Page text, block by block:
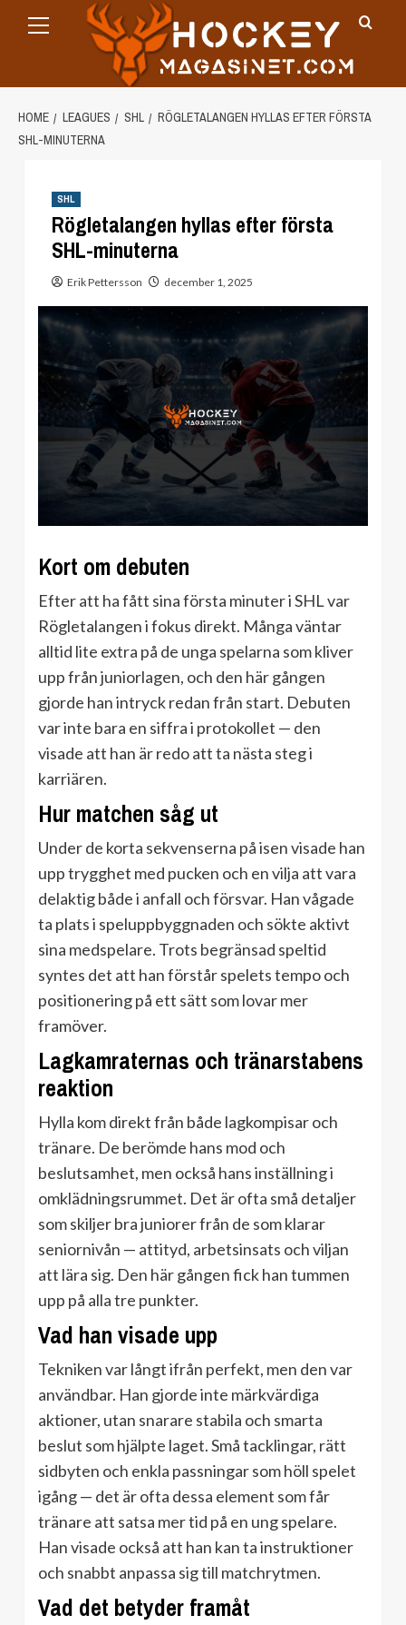
Menu
HOME LEAGUES SHL
RÖGLETALANGEN HYLLAS EFTER FÖRSTA
SHL-MINUTERNA
SHL
Rögletalangen hyllas efter första
SHL-minuterna
Erik Pettersson december 1, 2025
Kort om debuten
Efter att ha fått sina första minuter i SHL var
Rögletalangen i fokus direkt. Många väntar
alltid lite extra på de unga spelarna som kliver
upp från juniorlagen, och den här gången
gjorde han intryck redan från start. Debuten
var inte bara en siffra i protokollet — den
visade att han är redo att ta nästa steg i
karriären.
Hur matchen såg ut
Under de korta sekvenserna på isen visade han
upp trygghet med pucken och en vilja att vara
delaktig både i anfall och försvar. Han vågade
ta plats i speluppbyggnaden och sökte aktivt
sina medspelare. Trots begränsad speltid
syntes det att han förstår spelets tempo och
positionering på ett sätt som lovar mer
framöver.
Lagkamraternas och tränarstabens
reaktion
Hylla kom direkt från både lagkompisar och
tränare. De berömde hans mod och
beslutsamhet, men också hans inställning i
omklädningsrummet. Det är ofta små detaljer
som skiljer bra juniorer från de som klarar
seniornivån — attityd, arbetsinsats och viljan
att lära sig. Den här gången fick han tummen
upp på alla tre punkter.
Vad han visade upp
Tekniken var långt ifrån perfekt, men den var
användbar. Han gjorde inte märkvärdiga
aktioner, utan snarare stabila och smarta
beslut som hjälpte laget. Små tacklingar, rätt
sidbyten och enkla passningar som höll spelet
igång — det är ofta dessa element som får
tränare att satsa mer tid på en ung spelare.
Han visade också att han kan ta instruktioner
och snabbt anpassa sig till matchrytmen.
Vad det betyder framåt